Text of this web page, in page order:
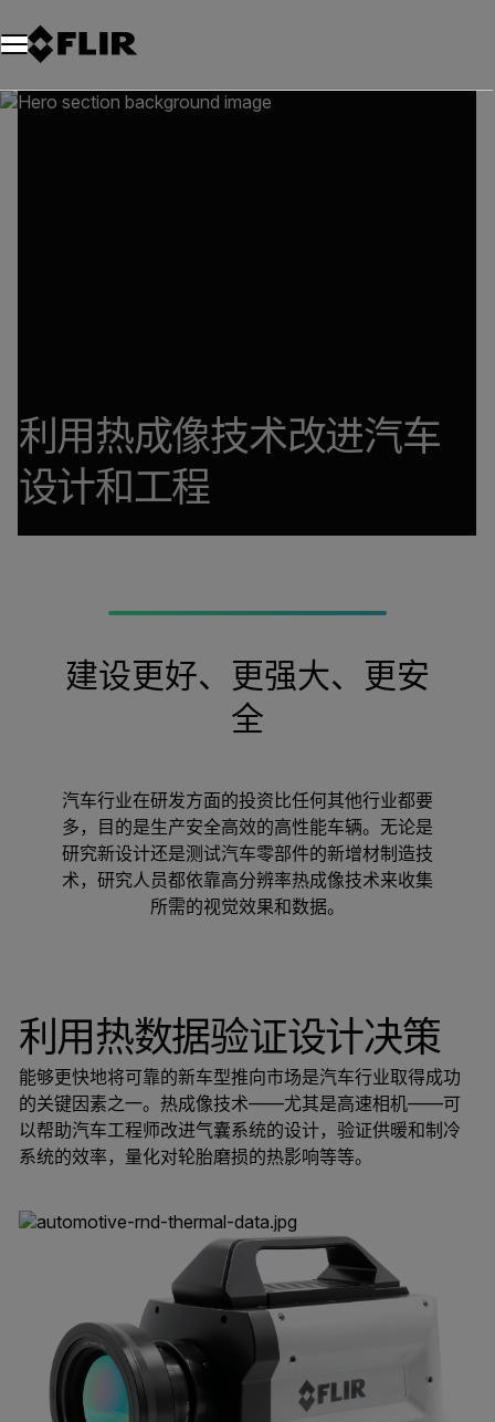
利用热成像技术改进汽车
设计和工程
建设更好、 更强大、 更安
全
汽车行业在研发方面的投资比任何其他行业都要
多，目的是生产安全高效的高性能车辆。无论是
研究新设计还是测试汽车零部件的新增材制造技
术，研究人员都依靠高分辨率热成像技术来收集
所需的视觉效果和数据。
利用热数据验证设计决策
能够更快地将可靠的新车型推向市场是汽车行业取得成功
的关键因素之一。热成像技术——尤其是高速相机——可
以帮助汽车工程师改进气囊系统的设计，验证供暖和制冷
系统的效率，量化对轮胎磨损的热影响等等。